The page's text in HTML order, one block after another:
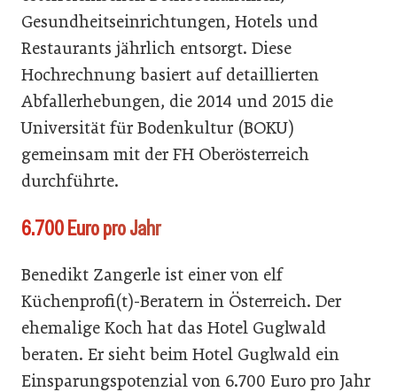
Gesundheitseinrichtungen, Hotels und
Restaurants jährlich entsorgt. Diese
Hochrechnung basiert auf detaillierten
Abfallerhebungen, die 2014 und 2015 die
Universität für Bodenkultur (BOKU)
gemeinsam mit der FH Oberösterreich
durchführte.
6.700 Euro pro Jahr
Benedikt Zangerle ist einer von elf
Küchenprofi(t)-Beratern in Österreich. Der
ehemalige Koch hat das Hotel Guglwald
beraten. Er sieht beim Hotel Guglwald ein
Einsparungspotenzial von 6.700 Euro pro Jahr